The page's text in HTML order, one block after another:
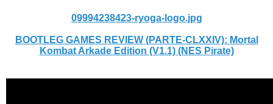
09994238423-ryoga-logo.jpg
BOOTLEG GAMES REVIEW (PARTE-CLXXIV): Mortal
Kombat Arkade Edition (V1.1) (NES Pirate)